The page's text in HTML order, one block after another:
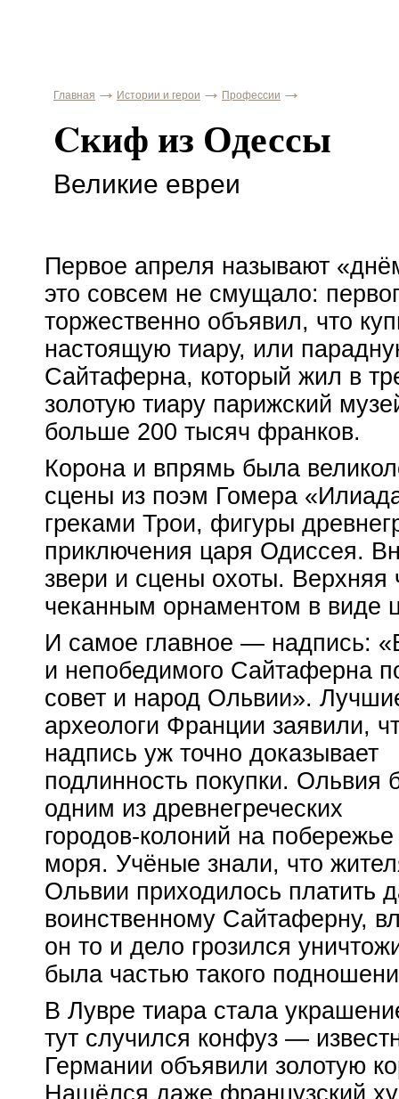
Главная Истории и герои Профессии
Cкиф из Одессы
Великие евреи
Первое апреля называют
это совсем не смущало:
торжественно объявил, что
настоящую тиару, или
Сайтаферна, который жил в
золотую тиару парижский
больше 200 тысяч франков.
Корона и впрямь была
сцены из поэм Гомера
греками Трои, фигуры
приключения царя Одиссея.
звери и сцены охоты.
чеканным орнаментом в виде
И самое главное — надпись:
и непобедимого Сайтаферна
совет и народ Ольвии».
археологи Франции заявили,
надпись уж точно доказывает
подлинность покупки. Ольвия
одним из древнегреческих
городов-колоний на побережье
моря. Учёные знали, что
Ольвии приходилось платить
воинственному Сайтаферну,
он то и дело грозился
была частью такого
В Лувре тиара стала
тут случился конфуз —
Германии объявили золотую
Нашёлся даже французский